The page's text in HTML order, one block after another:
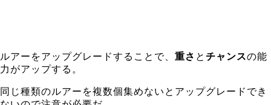
ルアーをアップグレードすることで、 重さ と チャンスの能
力がアップする。
同じ種類のルアーを複数個集めないとアップグレードでき